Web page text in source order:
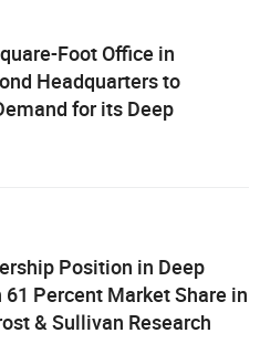
Foot Office in
Headquarters to
for its Deep
Position in Deep
Percent Market Share in
& Sullivan Research